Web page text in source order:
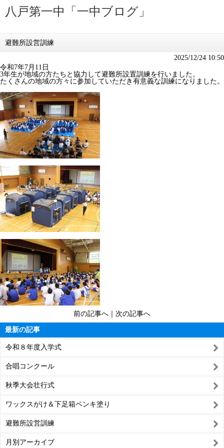
八戸第一中「一中ブログ」
避難所設営訓練
2025/12/24 10:50
令和7年7月11日
3年生が地域の方たちと協力して避難所設置訓練を行いました。
たくさんの地域の方々に参加していただき有意義な訓練になりました。
前の記事へ 次の記事へ
最新の記事
令和８年度入学式
合唱コンクール
秋季大会壮行式
ワックスがけ＆下足箱ペンキ塗り
避難所設営訓練
月別アーカイブ